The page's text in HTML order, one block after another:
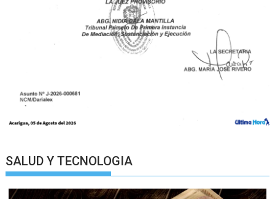
SALUD Y TECNOLOGIA